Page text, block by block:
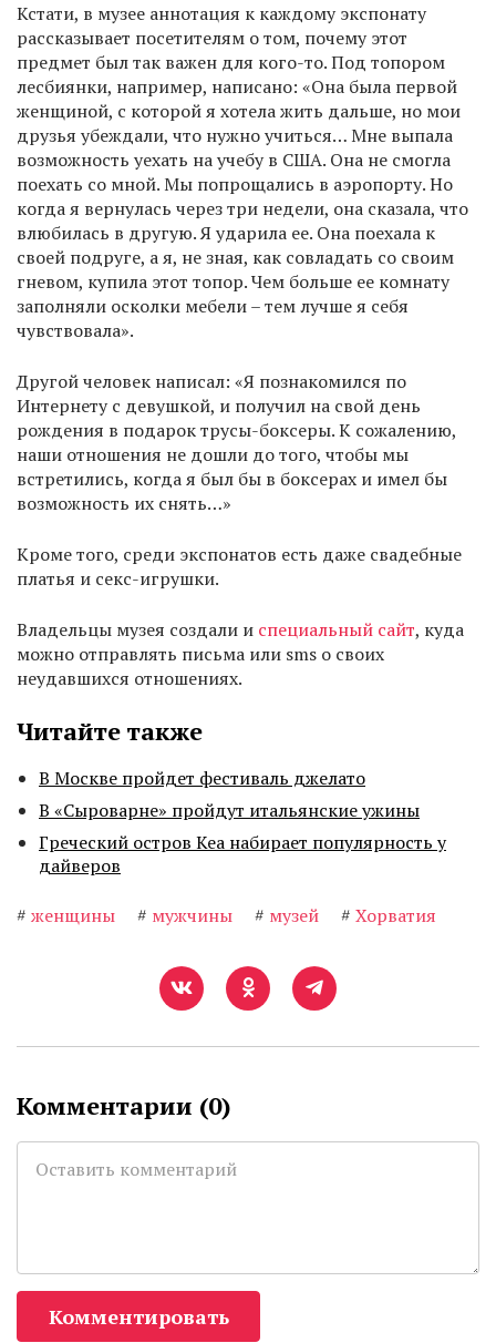
Кстати, в музее аннотация к каждому экспонату
рассказывает посетителям о том, почему этот
предмет был так важен для кого-то. Под топором
лесбиянки, например, написано: «Она была первой
женщиной, с которой я хотела жить дальше, но мои
друзья убеждали, что нужно учиться… Мне выпала
возможность уехать на учебу в США. Она не смогла
поехать со мной. Мы попрощались в аэропорту. Но
когда я вернулась через три недели, она сказала, что
влюбилась в другую. Я ударила ее. Она поехала к
своей подруге, а я, не зная, как совладать со своим
гневом, купила этот топор. Чем больше ее комнату
заполняли осколки мебели – тем лучше я себя
чувствовала».
Другой человек написал: «Я познакомился по
Интернету с девушкой, и получил на свой день
рождения в подарок трусы-боксеры. К сожалению,
наши отношения не дошли до того, чтобы мы
встретились, когда я был бы в боксерах и имел бы
возможность их снять…»
Кроме того, среди экспонатов есть даже свадебные
платья и секс-игрушки.
Владельцы музея создали и специальный сайт, куда
можно отправлять письма или sms о своих
неудавшихся отношениях.
Читайте также
В Москве пройдет фестиваль джелато
В «Сыроварне» пройдут итальянские ужины
Греческий остров Кеа набирает популярность у
дайверов
# женщины # мужчины # музей # Хорватия
Комментарии (0)
Комментировать